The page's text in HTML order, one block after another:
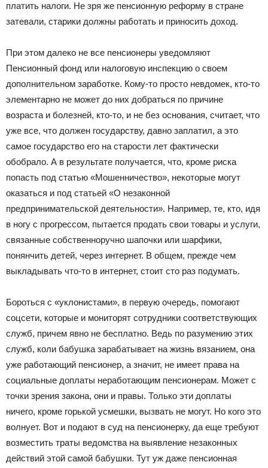
платить налоги. Не зря же пенсионную реформу в стране
затевали, старики должны работать и приносить доход.
При этом далеко не все пенсионеры уведомляют
Пенсионный фонд или налоговую инспекцию о своем
дополнительном заработке. Кому-то просто невдомек, кто-то
элементарно не может до них добраться по причине
возраста и болезней, кто-то, и не без основания, считает, что
уже все, что должен государству, давно заплатил, а это
самое государство его на старости лет фактически
обобрало. А в результате получается, что, кроме риска
попасть под статью «Мошенничество», некоторые могут
оказаться и под статьей «О незаконной
предпринимательской деятельности». Например, те, кто, идя
в ногу с прогрессом, пытается продать свои товары и услуги,
связанные собственноручно шапочки или шарфики,
понянчить детей, через интернет. В общем, прежде чем
выкладывать что-то в интернет, стоит сто раз подумать.
Бороться с «уклонистами», в первую очередь, помогают
соцсети, которые и мониторят сотрудники соответствующих
служб, причем явно не бесплатно. Ведь по разумению этих
служб, коли бабушка зарабатывает на жизнь вязанием, она
уже работающий пенсионер, а значит, не имеет права на
социальные доплаты неработающим пенсионерам. Может с
точки зрения закона, они и правы. Только эти доплаты
ничего, кроме горькой усмешки, вызвать не могут. Но кого это
волнует. Вот и подают в суд на пенсионерку, да еще требуют
возместить траты ведомства на выявление незаконных
действий этой самой бабушки. Тут уж даже пенсионная